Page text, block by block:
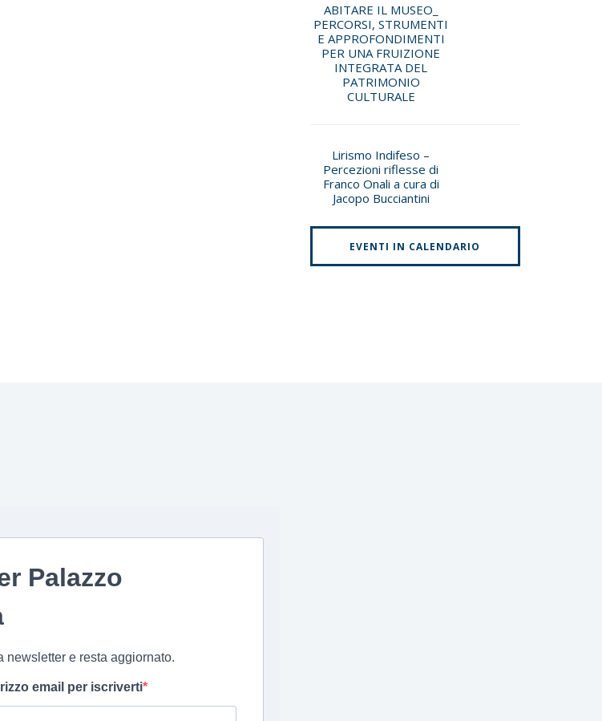
ABITARE IL MUSEO_
PERCORSI, STRUMENTI
E APPROFONDIMENTI
PER UNA FRUIZIONE
INTEGRATA DEL
PATRIMONIO
CULTURALE
Lirismo Indifeso –
Percezioni riflesse di
Franco Onali a cura di
Jacopo Bucciantini
EVENTI IN CALENDARIO